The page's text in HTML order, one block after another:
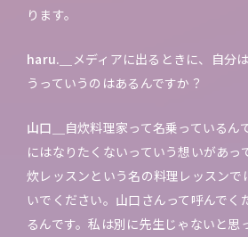
ります。
haru.＿
メディアに出るときに、自分
うっていうのはあるんですか？
山口＿
自炊料理家って名乗っているん
にはなりたくないっていう想いがあっ
炊レッスンという名の料理レッスンで
いでください。山口さんって呼んでく
るんです。私は別に先生じゃないと思